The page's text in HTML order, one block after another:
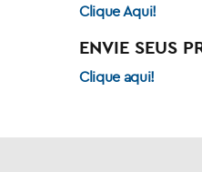
Clique Aqui!
ENVIE SEUS
Clique aqui!